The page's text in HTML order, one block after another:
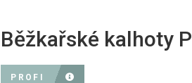
Běžkařské kalhoty
PROFI